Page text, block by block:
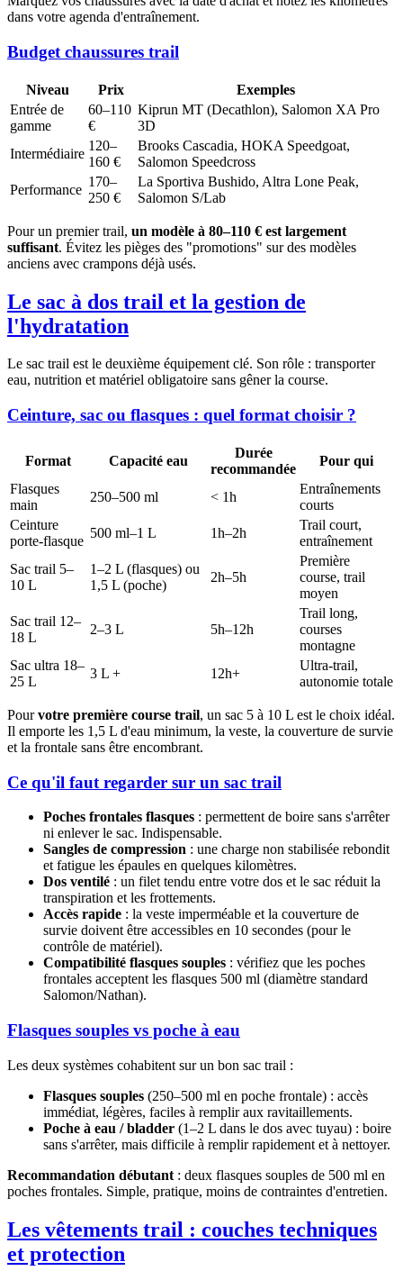
dans votre agenda d'entraînement.
Budget chaussures trail
Niveau Prix
Exemples
Entrée de
gamme
60–110
€
Kiprun MT (Decathlon), Salomon XA Pro
3D
Intermédiaire
120–
160 €
Brooks Cascadia, HOKA Speedgoat,
Salomon Speedcross
Performance
170–
250 €
La Sportiva Bushido, Altra Lone Peak,
Salomon S/Lab
Pour un premier trail, un modèle à 80–110 € est largement
suffisant. Évitez les pièges des "promotions" sur des modèles
anciens avec crampons déjà usés.
Le sac à dos trail et la gestion de
l'hydratation
Le sac trail est le deuxième équipement clé. Son rôle : transporter
eau, nutrition et matériel obligatoire sans gêner la course.
Ceinture, sac ou flasques : quel format choisir ?
Format Capacité eau
Durée
recommandée
Pour qui
Flasques
main
250–500 ml < 1h
Entraînements
courts
Ceinture
porte-flasque
500 ml–1 L 1h–2h
Trail court,
entraînement
Sac trail 5–
10 L
1–2 L (flasques) ou
1,5 L (poche)
2h–5h
Première
course, trail
moyen
Sac trail 12–
18 L
2–3 L 5h–12h
Trail long,
courses
montagne
Sac ultra 18–
25 L
3 L + 12h+
Ultra-trail,
autonomie totale
Pourvotre première course trail, un sac 5 à 10 L est le choix idéal.
Il emporte les 1,5 L d'eau minimum, la veste, la couverture de survie
et la frontale sans être encombrant.
Ce qu'il faut regarder sur un sac trail
Poches frontales flasques : permettent de boire sans s'arrêter
ni enlever le sac. Indispensable.
Sangles de compression : une charge non stabilisée rebondit
et fatigue les épaules en quelques kilomètres.
Dos ventilé : un filet tendu entre votre dos et le sac réduit la
transpiration et les frottements.
Accès rapide : la veste imperméable et la couverture de
survie doivent être accessibles en 10 secondes (pour le
contrôle de matériel).
Compatibilité flasques souples : vérifiez que les poches
frontales acceptent les flasques 500 ml (diamètre standard
Salomon/Nathan).
Flasques souples vs poche à eau
Les deux systèmes cohabitent sur un bon sac trail :
Flasques souples (250–500 ml en poche frontale) : accès
immédiat, légères, faciles à remplir aux ravitaillements.
Poche à eau / bladder (1–2 L dans le dos avec tuyau) : boire
sans s'arrêter, mais difficile à remplir rapidement et à nettoyer.
Recommandation débutant : deux flasques souples de 500 ml en
poches frontales. Simple, pratique, moins de contraintes d'entretien.
Les vêtements trail : couches techniques
et protection